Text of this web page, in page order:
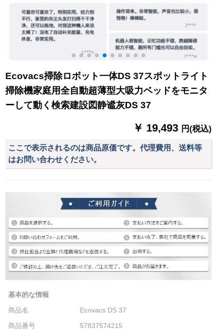
Ecovacs掃除ロボット一体DS 37スポットライト
掃除機家庭用全自動超薄型大吸力ベッドをモニタ
ーして動く検索建設図静谧灰DS 37
￥ 19,493 円(税込)
ここで表示されるのは商品原価です。代理費用、送料等
はお問い合わせください。
基本的な情報
商品名
Ecovacs DS 37
商品番号
57837574215